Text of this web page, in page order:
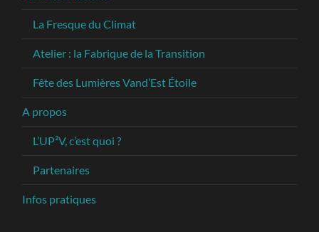
La Fresque du Climat
Atelier : la Fabrique de la Transition
Fête des Lumières Vand’Est Étoile
A propos
L’UP²V, c’est quoi ?
Partenaires
Infos pratiques